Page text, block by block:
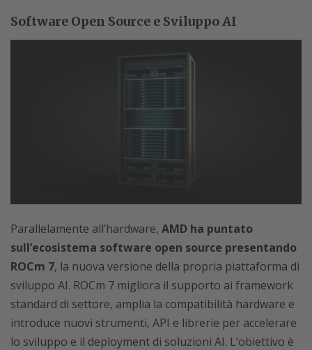
Software Open Source e Sviluppo AI
Parallelamente all’hardware, AMD ha puntato
sull’ecosistema software open source presentando
ROCm 7, la nuova versione della propria piattaforma di
sviluppo AI. ROCm 7 migliora il supporto ai framework
standard di settore, amplia la compatibilità hardware e
introduce nuovi strumenti, API e librerie per accelerare
lo sviluppo e il deployment di soluzioni AI. L’obiettivo è